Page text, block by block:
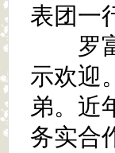
表团一
罗富
示欢迎
弟。近
务实合